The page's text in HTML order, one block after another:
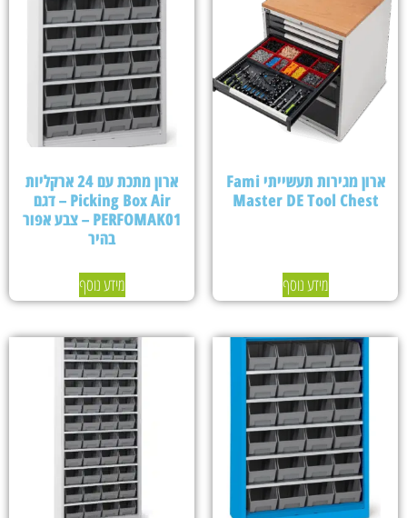
ארון מגירות תעשייתי Fami
Master DE Tool Chest
מידע נוסף
ארון מתכת עם 24 ארקליות
Picking Box Air – דגם
PERFOMAK01 – צבע אפור
בהיר
מידע נוסף